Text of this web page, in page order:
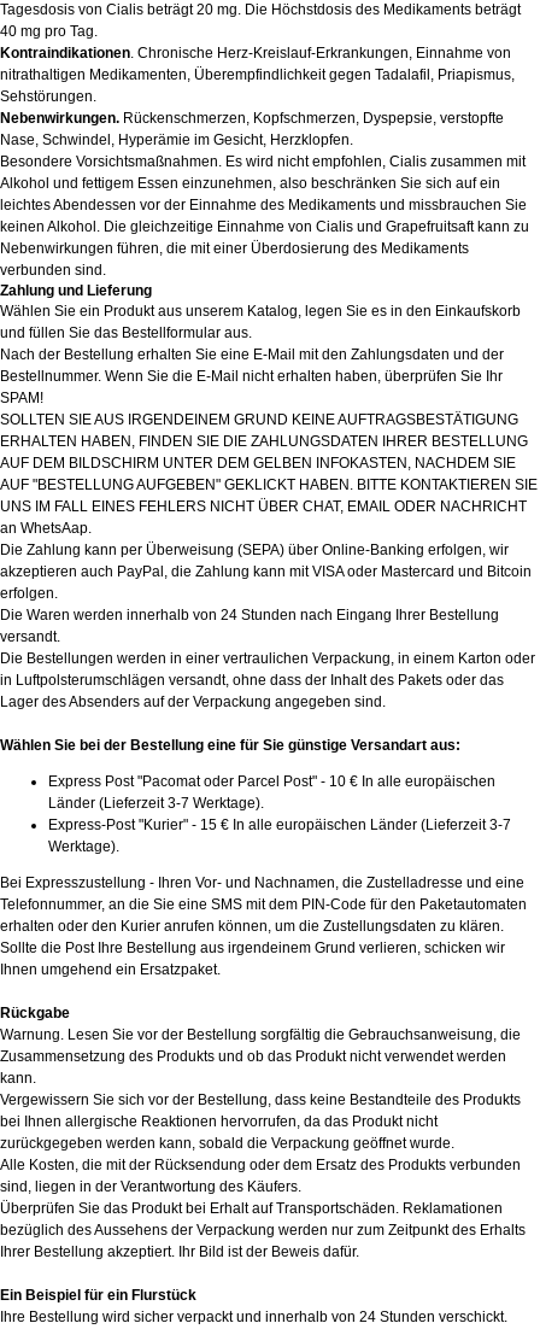
Tagesdosis von Cialis beträgt 20 mg. Die Höchstdosis des Medikaments beträgt
40 mg pro Tag.
Kontraindikationen. Chronische Herz-Kreislauf-Erkrankungen, Einnahme von
nitrathaltigen Medikamenten, Überempfindlichkeit gegen Tadalafil, Priapismus,
Sehstörungen.
Nebenwirkungen. Rückenschmerzen, Kopfschmerzen, Dyspepsie, verstopfte
Nase, Schwindel, Hyperämie im Gesicht, Herzklopfen.
Besondere Vorsichtsmaßnahmen. Es wird nicht empfohlen, Cialis zusammen mit
Alkohol und fettigem Essen einzunehmen, also beschränken Sie sich auf ein
leichtes Abendessen vor der Einnahme des Medikaments und missbrauchen Sie
keinen Alkohol. Die gleichzeitige Einnahme von Cialis und Grapefruitsaft kann zu
Nebenwirkungen führen, die mit einer Überdosierung des Medikaments
verbunden sind.
Zahlung und Lieferung
Wählen Sie ein Produkt aus unserem Katalog, legen Sie es in den Einkaufskorb
und füllen Sie das Bestellformular aus.
Nach der Bestellung erhalten Sie eine E-Mail mit den Zahlungsdaten und der
Bestellnummer. Wenn Sie die E-Mail nicht erhalten haben, überprüfen Sie Ihr
SPAM!
SOLLTEN SIE AUS IRGENDEINEM GRUND KEINE AUFTRAGSBESTÄTIGUNG
ERHALTEN HABEN, FINDEN SIE DIE ZAHLUNGSDATEN IHRER BESTELLUNG
AUF DEM BILDSCHIRM UNTER DEM GELBEN INFOKASTEN, NACHDEM SIE
AUF "BESTELLUNG AUFGEBEN" GEKLICKT HABEN. BITTE KONTAKTIEREN SIE
UNS IM FALL EINES FEHLERS NICHT ÜBER CHAT, EMAIL ODER NACHRICHT
an WhetsAap.
Die Zahlung kann per Überweisung (SEPA) über Online-Banking erfolgen, wir
akzeptieren auch PayPal, die Zahlung kann mit VISA oder Mastercard und Bitcoin
erfolgen.
Die Waren werden innerhalb von 24 Stunden nach Eingang Ihrer Bestellung
versandt.
Die Bestellungen werden in einer vertraulichen Verpackung, in einem Karton oder
in Luftpolsterumschlägen versandt, ohne dass der Inhalt des Pakets oder das
Lager des Absenders auf der Verpackung angegeben sind.
Wählen Sie bei der Bestellung eine für Sie günstige Versandart aus:
Express Post "Pacomat oder Parcel Post" - 10 € In alle europäischen
Länder (Lieferzeit 3-7 Werktage).
Express-Post "Kurier" - 15 € In alle europäischen Länder (Lieferzeit 3-7
Werktage).
Bei Expresszustellung - Ihren Vor- und Nachnamen, die Zustelladresse und eine
Telefonnummer, an die Sie eine SMS mit dem PIN-Code für den Paketautomaten
erhalten oder den Kurier anrufen können, um die Zustellungsdaten zu klären.
Sollte die Post Ihre Bestellung aus irgendeinem Grund verlieren, schicken wir
Ihnen umgehend ein Ersatzpaket.
Rückgabe
Warnung. Lesen Sie vor der Bestellung sorgfältig die Gebrauchsanweisung, die
Zusammensetzung des Produkts und ob das Produkt nicht verwendet werden
kann.
Vergewissern Sie sich vor der Bestellung, dass keine Bestandteile des Produkts
bei Ihnen allergische Reaktionen hervorrufen, da das Produkt nicht
zurückgegeben werden kann, sobald die Verpackung geöffnet wurde.
Alle Kosten, die mit der Rücksendung oder dem Ersatz des Produkts verbunden
sind, liegen in der Verantwortung des Käufers.
Überprüfen Sie das Produkt bei Erhalt auf Transportschäden. Reklamationen
bezüglich des Aussehens der Verpackung werden nur zum Zeitpunkt des Erhalts
Ihrer Bestellung akzeptiert. Ihr Bild ist der Beweis dafür.
Ein Beispiel für ein Flurstück
Ihre Bestellung wird sicher verpackt und innerhalb von 24 Stunden verschickt.